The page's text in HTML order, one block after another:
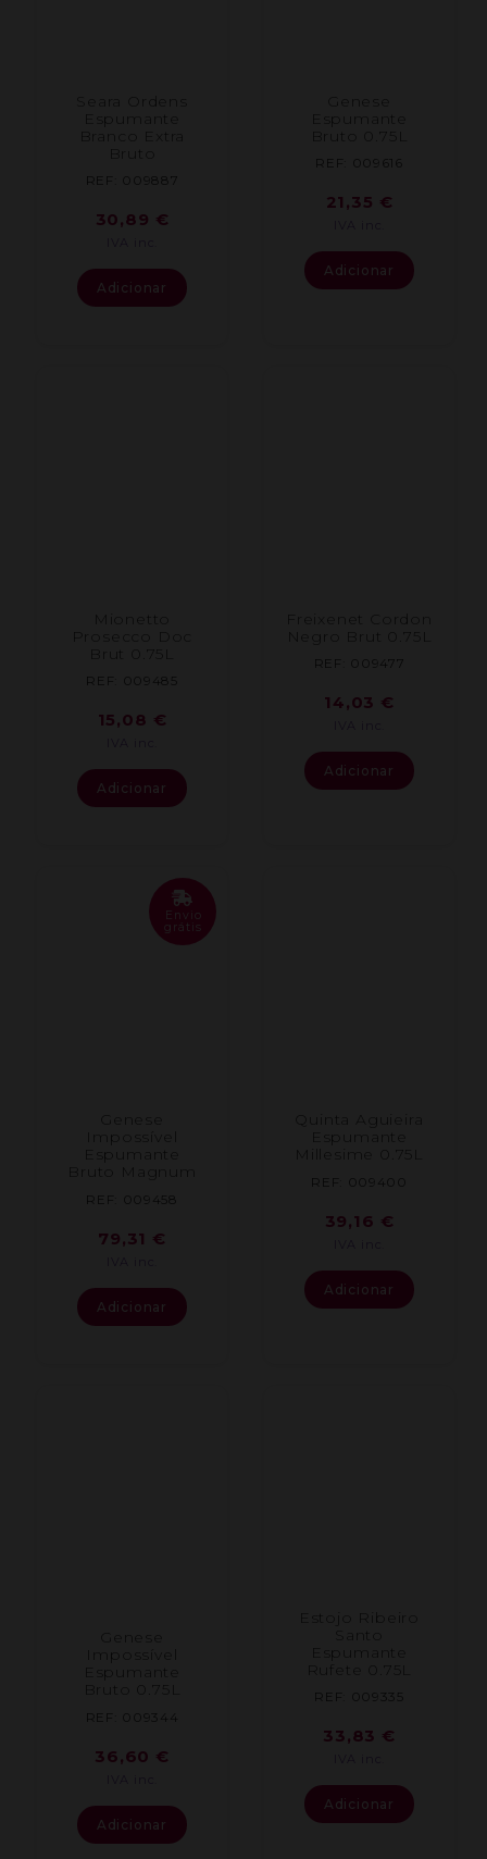
Seara Ordens
Espumante
Branco Extra
Bruto
REF: 009887
30,89 €
Adicionar
Genese
Espumante
Bruto 0.75L
REF: 009616
21,35 €
Adicionar
Mionetto
Brut 0.75L
REF: 009485
15,08 €
Adicionar
Freixenet Cordon
Negro Brut 0.75L
REF: 009477
14,03 €
Adicionar
Genese
Impossível
Espumante
Bruto Magnum
REF: 009458
79,31 €
Envio
grátis
Adicionar
Quinta Aguieira
Espumante
Millesime 0.75L
REF: 009400
39,16 €
Adicionar
Genese
Impossível
Espumante
Bruto 0.75L
REF: 009344
36,60 €
Adicionar
Estojo Ribeiro
Santo
Espumante
Rufete 0.75L
REF: 009335
33,83 €
Adicionar